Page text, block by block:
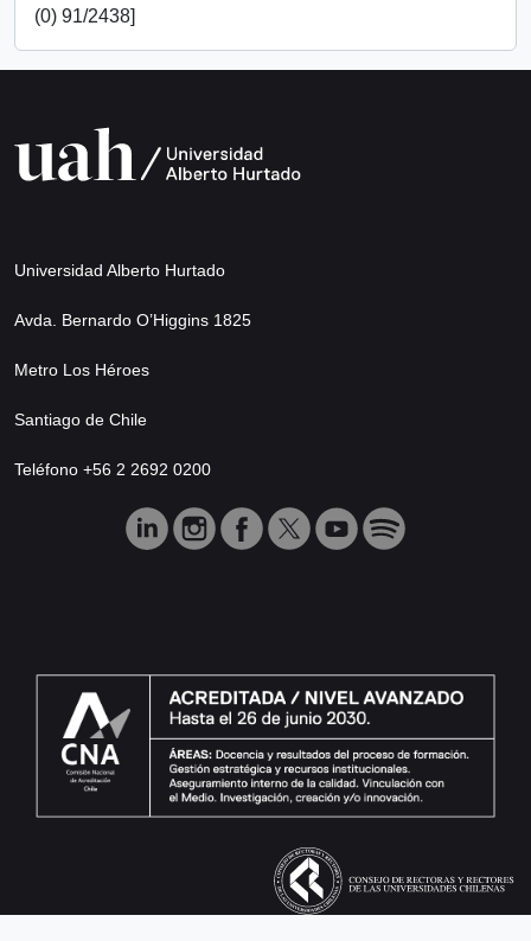
(0) 91/2438]
Universidad Alberto Hurtado
Avda. Bernardo O’Higgins 1825
Metro Los Héroes
Santiago de Chile
Teléfono +56 2 2692 0200